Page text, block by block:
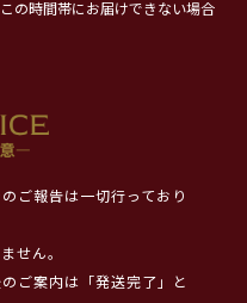
の時間帯にお届けできない場合
ご報告は一切行っており
せん。
ご案内は「発送完了」と